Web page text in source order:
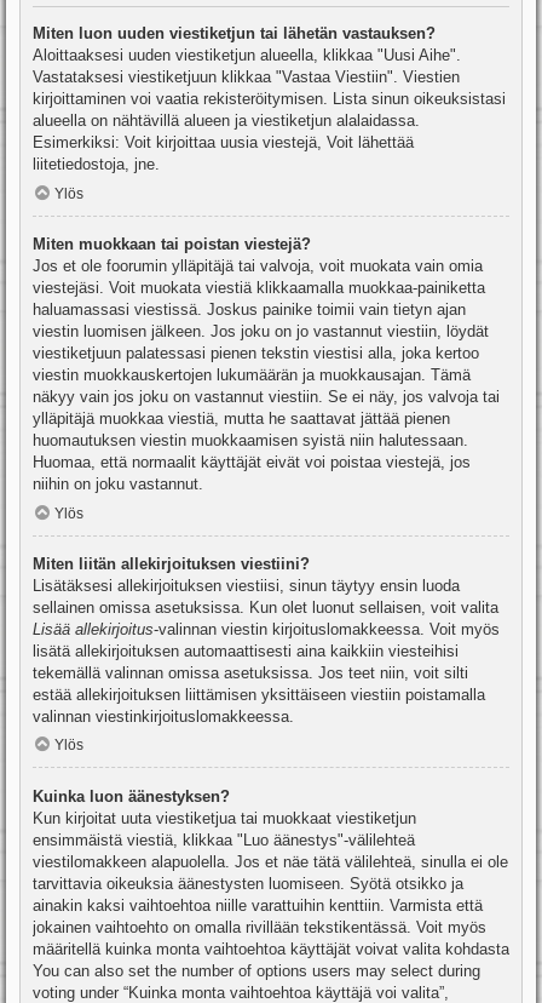
Miten luon uuden viestiketjun tai lähetän vastauksen?
Aloittaaksesi uuden viestiketjun alueella, klikkaa "Uusi Aihe".
Vastataksesi viestiketjuun klikkaa "Vastaa Viestiin". Viestien
kirjoittaminen voi vaatia rekisteröitymisen. Lista sinun oikeuksistasi
alueella on nähtävillä alueen ja viestiketjun alalaidassa.
Esimerkiksi: Voit kirjoittaa uusia viestejä, Voit lähettää
liitetiedostoja, jne.
Ylös
Miten muokkaan tai poistan viestejä?
Jos et ole foorumin ylläpitäjä tai valvoja, voit muokata vain omia
viestejäsi. Voit muokata viestiä klikkaamalla muokkaa-painiketta
haluamassasi viestissä. Joskus painike toimii vain tietyn ajan
viestin luomisen jälkeen. Jos joku on jo vastannut viestiin, löydät
viestiketjuun palatessasi pienen tekstin viestisi alla, joka kertoo
viestin muokkauskertojen lukumäärän ja muokkausajan. Tämä
näkyy vain jos joku on vastannut viestiin. Se ei näy, jos valvoja tai
ylläpitäjä muokkaa viestiä, mutta he saattavat jättää pienen
huomautuksen viestin muokkaamisen syistä niin halutessaan.
Huomaa, että normaalit käyttäjät eivät voi poistaa viestejä, jos
niihin on joku vastannut.
Ylös
Miten liitän allekirjoituksen viestiini?
Lisätäksesi allekirjoituksen viestiisi, sinun täytyy ensin luoda
sellainen omissa asetuksissa. Kun olet luonut sellaisen, voit valita
Lisää allekirjoitus-valinnan viestin kirjoituslomakkeessa. Voit myös
lisätä allekirjoituksen automaattisesti aina kaikkiin viesteihisi
tekemällä valinnan omissa asetuksissa. Jos teet niin, voit silti
estää allekirjoituksen liittämisen yksittäiseen viestiin poistamalla
valinnan viestinkirjoituslomakkeessa.
Ylös
Kuinka luon äänestyksen?
Kun kirjoitat uuta viestiketjua tai muokkaat viestiketjun
ensimmäistä viestiä, klikkaa "Luo äänestys"-välilehteä
viestilomakkeen alapuolella. Jos et näe tätä välilehteä, sinulla ei ole
tarvittavia oikeuksia äänestysten luomiseen. Syötä otsikko ja
ainakin kaksi vaihtoehtoa niille varattuihin kenttiin. Varmista että
jokainen vaihtoehto on omalla rivillään tekstikentässä. Voit myös
määritellä kuinka monta vaihtoehtoa käyttäjät voivat valita kohdasta
You can also set the number of options users may select during
voting under “Kuinka monta vaihtoehtoa käyttäjä voi valita”,